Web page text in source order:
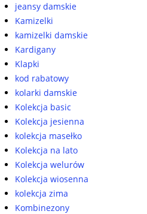
jeansy damskie
Kamizelki
kamizelki damskie
Kardigany
Klapki
kod rabatowy
kolarki damskie
Kolekcja basic
Kolekcja jesienna
kolekcja masełko
Kolekcja na lato
Kolekcja welurów
Kolekcja wiosenna
kolekcja zima
Kombinezony